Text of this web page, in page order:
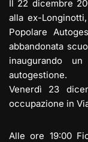
Il 22 dicembre
alla ex-
Popolare
abbandonata
inaugurando
autogestione.
Venerdì 23
occupazione in
Alle ore 19:00